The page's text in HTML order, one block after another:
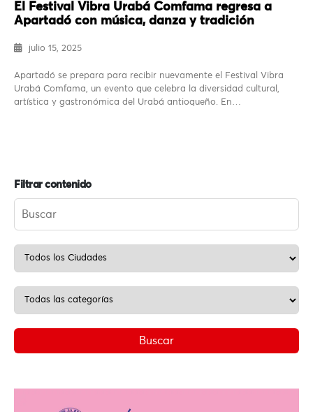
El Festival Vibra Urabá Comfama regresa a
Apartadó con música, danza y tradición
julio 15, 2025
Apartadó se prepara para recibir nuevamente el Festival Vibra
Urabá Comfama, un evento que celebra la diversidad cultural,
artística y gastronómica del Urabá antioqueño. En…
Filtrar contenido